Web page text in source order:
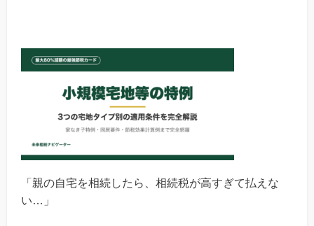
「親の自宅を相続したら、相続税が高すぎて払えな
い…」